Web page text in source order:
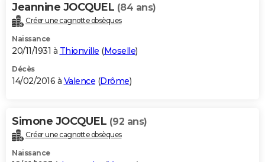
Jeannine JOCQUEL (84 ans)
Créer une cagnotte obsèques
Naissance
20/11/1931 à Thionville (Moselle)
Décès
14/02/2016 à Valence (Drôme)
Simone JOCQUEL (92 ans)
Créer une cagnotte obsèques
Naissance